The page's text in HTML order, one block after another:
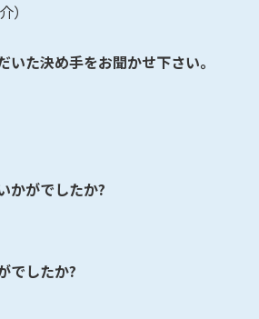
）
いた決め手をお聞かせ下さい。
かがでしたか?
でしたか?